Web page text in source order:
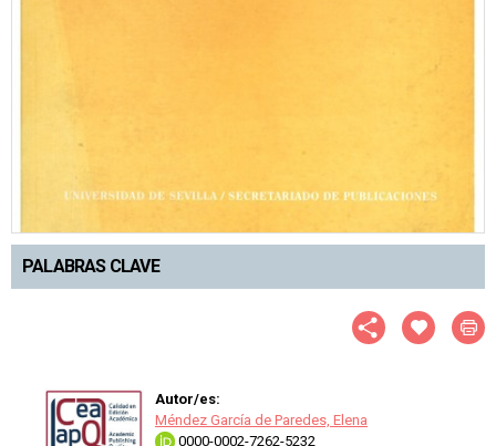
PALABRAS CLAVE
Autor/es:
Méndez García de Paredes, Elena
0000-0002-7262-5232